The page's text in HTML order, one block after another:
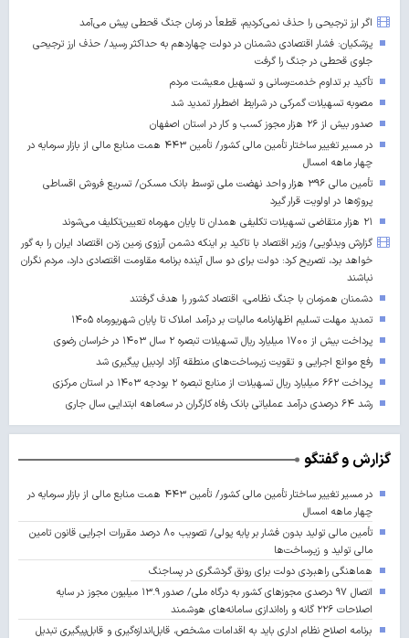
اگر ارز ترجیحی را حذف نمی‌کردیم، قطعاً در زمان جنگ قحطی پیش می‌آمد
پزشکیان: فشار اقتصادی دشمنان در دولت چهاردهم به حداکثر رسید/ حذف ارز ترجیحی
جلوی قحطی در جنگ را گرفت
تأکید بر تداوم خدمت‌رسانی و تسهیل معیشت مردم
مصوبه تسهیلات گمرکی در شرایط اضطرار تمدید شد
صدور بیش از ۲۶ هزار مجوز کسب‌ و کار در استان اصفهان
در مسیر تغییر ساختار تأمین مالی کشور/ تأمین ۴۴۳ همت منابع مالی از بازار سرمایه در
چهار ماهه امسال
تأمین مالی ۳۹۶ هزار واحد نهضت ملی توسط بانک مسکن/ تسریع فروش اقساطی
پروژه‌ها در اولویت قرار گیرد
۲۱ هزار متقاضی تسهیلات تکلیفی همدان تا پایان مهرماه تعیین‌تکلیف می‌شوند
گزارش ویدئویی/ وزیر اقتصاد با تاکید بر اینکه دشمن آرزوی زمین زدن اقتصاد ایران را به گور
خواهد برد، تصریح کرد: دولت برای دو سال آینده برنامه مقاومت اقتصادی دارد، مردم نگران
نباشند
دشمنان همزمان با جنگ نظامی، اقتصاد کشور را هدف گرفتند
تمدید مهلت تسلیم اظهارنامه مالیات بر درآمد املاک تا پایان شهریورماه ۱۴۰۵
پرداخت بیش از ۱۷۰۰ میلیارد ریال تسهیلات تبصره ۲ سال ۱۴۰۳ در خراسان رضوی
رفع موانع اجرایی و تقویت زیرساخت‌های منطقه آزاد اردبیل پیگیری شد
پرداخت ۶۶۲ میلیارد ریال تسهیلات از منابع تبصره ۲ بودجه ۱۴۰۳ در استان مرکزی
رشد ۶۴ درصدی درآمد عملیاتی بانک رفاه کارگران در سه‌ماهه ابتدایی سال جاری
گزارش و گفتگو
در مسیر تغییر ساختار تأمین مالی کشور/ تأمین ۴۴۳ همت منابع مالی از بازار سرمایه در
چهار ماهه امسال
تأمین مالی تولید بدون فشار بر پایه پولی/ تصویب ۸۰ درصد مقررات اجرایی قانون تامین
مالی تولید و زیرساخت‌ها
هماهنگی راهبردی دولت برای رونق گردشگری در پساجنگ
اتصال ۹۷ درصدی مجوزهای کشور به درگاه ملی/ صدور ۱۳.۹ میلیون مجوز در سایه
اصلاحات ۲۲۶ گانه و راه‌اندازی سامانه‌های هوشمند
برنامه اصلاح نظام اداری باید به اقدامات مشخص، قابل‌اندازه‌گیری و قابل‌پیگیری تبدیل